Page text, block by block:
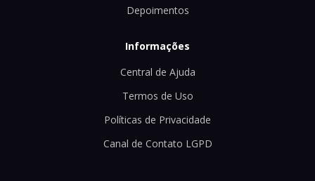
Depoimentos
Informações
Central de Ajuda
Termos de Uso
Políticas de Privacidade
Canal de Contato LGPD